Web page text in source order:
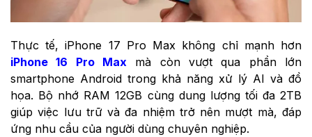
Thực tế, iPhone 17 Pro Max không chỉ mạnh hơn
iPhone 16 Pro Max mà còn vượt qua phần lớn
smartphone Android trong khả năng xử lý AI và đồ
họa. Bộ nhớ RAM 12GB cùng dung lượng tối đa 2TB
giúp việc lưu trữ và đa nhiệm trở nên mượt mà, đáp
ứng nhu cầu của người dùng chuyên nghiệp.